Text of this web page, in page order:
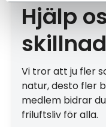
Hjälp
skillnad
Vi tror att ju fler
natur, desto fler
medlem bidrar
friluftsliv för alla.